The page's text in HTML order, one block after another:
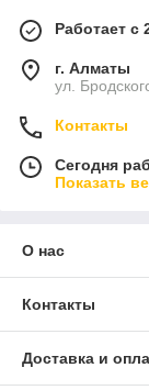
Работает с
г. Алматы
ул.
Контакты
Сегодня
Показать
О нас
Контакты
Доставка и